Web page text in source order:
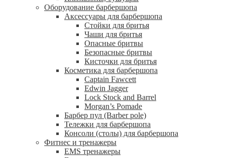
Оборудование барбершопа
Аксессуары для барбершопа
Стойки для бритья
Чаши для бритья
Опасные бритвы
Безопасные бритвы
Кисточки для бритья
Косметика для барбершопа
Captain Fawcett
Edwin Jagger
Lock Stock and Barrel
Morgan’s Pomade
Барбер пул (Barber pole)
Тележки для барбершопа
Консоли (столы) для барбершопа
Фитнес и тренажеры
EMS тренажеры